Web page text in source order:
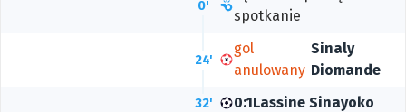
0'
spotkanie
24'
gol
anulowany
Sinaly
Diomande
32' 0:1Lassine Sinayoko